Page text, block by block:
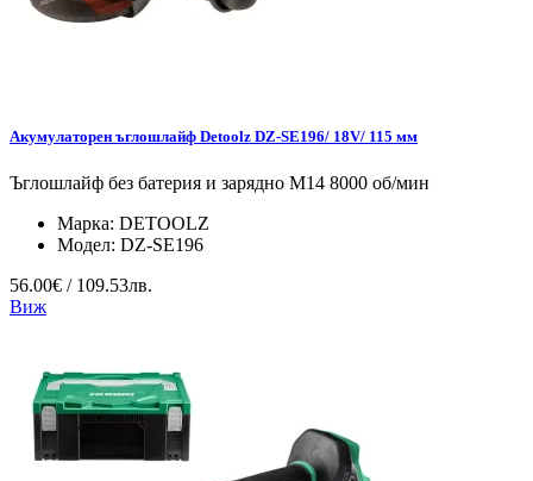
Акумулаторен ъглошлайф Detoolz DZ-SE196/ 18V/ 115 мм
Ъглошлайф без батерия и зарядно M14 8000 об/мин
Марка: DETOOLZ
Модел: DZ-SE196
56.00€ / 109.53лв.
Виж